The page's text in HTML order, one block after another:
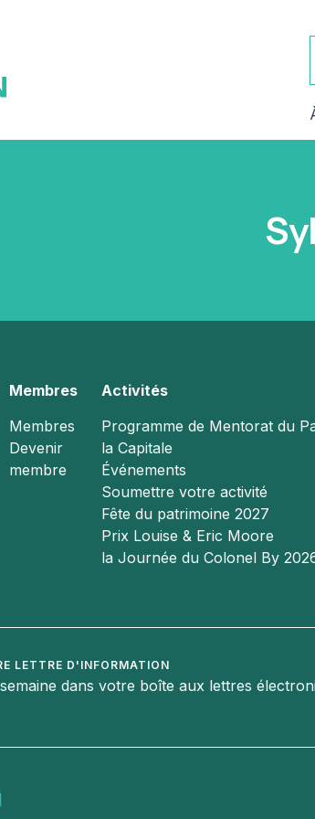
Membres
Membres
Devenir
membre
Activités
Programme de Mentorat du
la Capitale
Événements
Soumettre votre activité
Fête du patrimoine 2027
Prix Louise & Eric Moore
la Journée du Colonel By
LETTRE D'INFORMATION
dans votre boîte aux lettres